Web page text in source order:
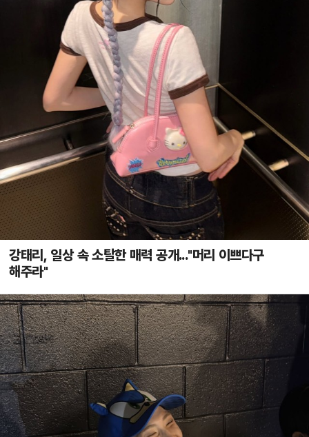
강태리, 일상 속 소탈한 매력 공개..."머리 이쁘다구
해주라"